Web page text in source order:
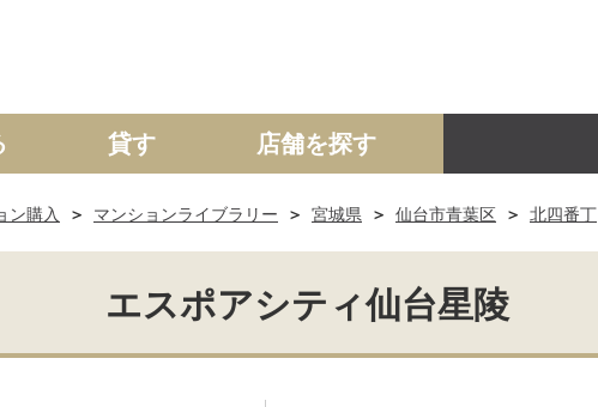
建て マンション 土地 事業投資用
貸す 店舗を探す
ン購入 マンションライブラリー 宮城県 仙台市青葉区 北四番丁
エスポアシティ仙台星陵